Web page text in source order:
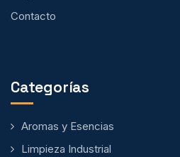
Contacto
Categorías
Aromas y Esencias
Limpieza Industrial